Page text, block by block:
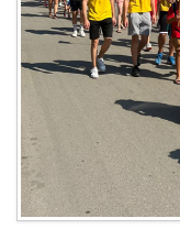
Impressum